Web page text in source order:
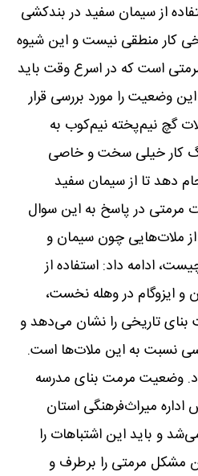
از سیمان سفید در بندکشی
کار منطقی نیست و این شیوه
است که در اسرع وقت باید
وضعیت را مورد بررسی قرار
گچ نیم‌پخته نیم‌کوب به
کار خیلی سخت و خاصی
دهد تا از سیمان سفید
مرمتی در پاسخ به این سوال
از ملات‌هایی چون سیمان و
ادامه داد: استفاده از
ایزوگام در وهله نخست،
بنای تاریخی را نشان می‌دهد و
نسبت به این ملات‌ها است.
وضعیت مرمت بنای مدرسه
میراث‌فرهنگی استان
و باید این اشتباهات را
مشکل مرمتی را برطرف و